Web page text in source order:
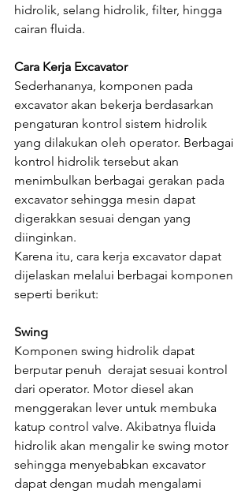
hidrolik, selang hidrolik, filter, hingga
cairan fluida.
Cara Kerja Excavator
Sederhananya, komponen pada
excavator akan bekerja berdasarkan
pengaturan kontrol sistem hidrolik
yang dilakukan oleh operator. Berbagai
kontrol hidrolik tersebut akan
menimbulkan berbagai gerakan pada
excavator sehingga mesin dapat
digerakkan sesuai dengan yang
diinginkan.
Karena itu, cara kerja excavator dapat
dijelaskan melalui berbagai komponen
seperti berikut:
Swing
Komponen swing hidrolik dapat
berputar penuh  derajat sesuai kontrol
dari operator. Motor diesel akan
menggerakan lever untuk membuka
katup control valve. Akibatnya fluida
hidrolik akan mengalir ke swing motor
sehingga menyebabkan excavator
dapat dengan mudah mengalami